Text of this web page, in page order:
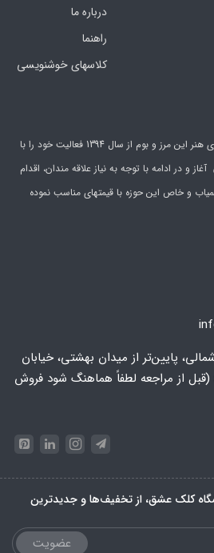
درباره ما
راهنما
کلاسهای خوشنویسی
تیم هنری کلک عشق با هدف اعتلای هنر این مرز و بوم از سال 1394 فعالیت خود را با
و در ادامه با توجه به نیاز علاقه مندان، اقدام
و خاص این حوزه با قیمتهای مناسب نموده
پایین‌تر از میدان بهشتی، خیابان
از مراجعه لطفاً هماهنگ شود فروش
کلک عشق، از تخفیف‌ها و جدیدترین‌
عضویت